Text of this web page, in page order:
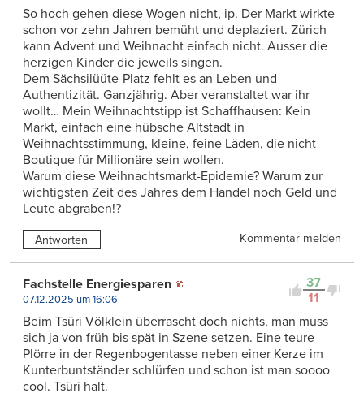
So hoch gehen diese Wogen nicht, ip. Der Markt wirkte
schon vor zehn Jahren bemüht und deplaziert. Zürich
kann Advent und Weihnacht einfach nicht. Ausser die
herzigen Kinder die jeweils singen.
Dem Sächsilüüte-Platz fehlt es an Leben und
Authentizität. Ganzjährig. Aber veranstaltet war ihr
wollt… Mein Weihnachtstipp ist Schaffhausen: Kein
Markt, einfach eine hübsche Altstadt in
Weihnachtsstimmung, kleine, feine Läden, die nicht
Boutique für Millionäre sein wollen.
Warum diese Weihnachtsmarkt-Epidemie? Warum zur
wichtigsten Zeit des Jahres dem Handel noch Geld und
Leute abgraben!?
Antworten Kommentar melden
37
11
Fachstelle Energiesparen
07.12.2025 um 16:06
Beim Tsüri Völklein überrascht doch nichts, man muss
sich ja von früh bis spät in Szene setzen. Eine teure
Plörre in der Regenbogentasse neben einer Kerze im
Kunterbuntständer schlürfen und schon ist man soooo
cool. Tsüri halt.